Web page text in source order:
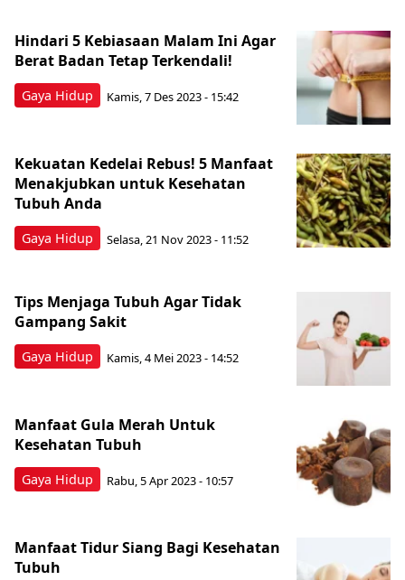
Gaya Hidup
Hindari 5 Kebiasaan Malam Ini Agar
Berat Badan Tetap Terkendali!
Kamis, 7 Des 2023 - 15:42
Gaya Hidup
Kekuatan Kedelai Rebus! 5 Manfaat
Menakjubkan untuk Kesehatan
Tubuh Anda
Selasa, 21 Nov 2023 - 11:52
Gaya Hidup
Tips Menjaga Tubuh Agar Tidak
Gampang Sakit
Kamis, 4 Mei 2023 - 14:52
Gaya Hidup
Manfaat Gula Merah Untuk
Kesehatan Tubuh
Rabu, 5 Apr 2023 - 10:57
Manfaat Tidur Siang Bagi Kesehatan
Tubuh